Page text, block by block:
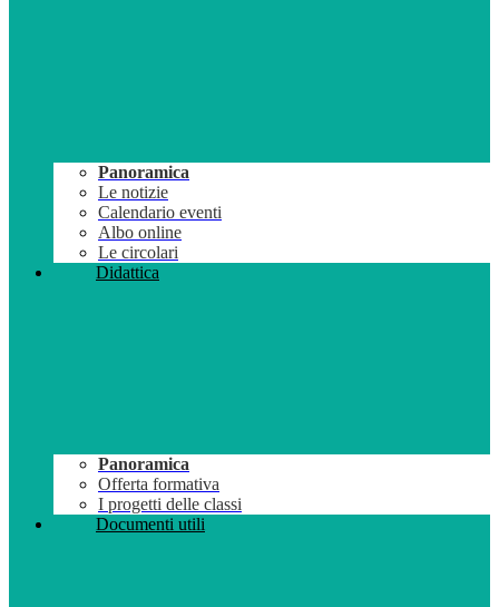
Panoramica
Le notizie
Calendario eventi
Albo online
Le circolari
Didattica
Panoramica
Offerta formativa
I progetti delle classi
Documenti utili